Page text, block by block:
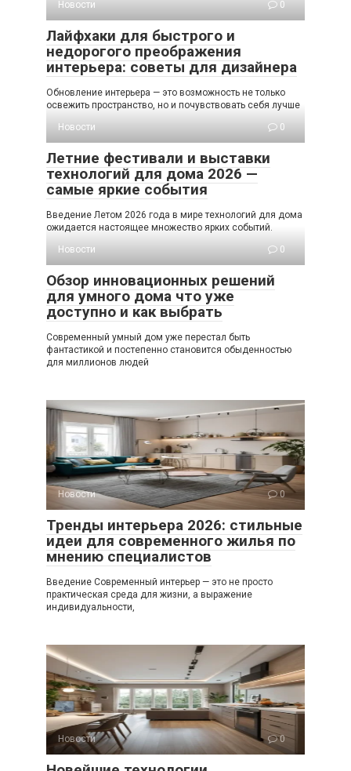
Новости
0
Лайфхаки для быстрого и
недорогого преображения
интерьера: советы для дизайнера
Обновление интерьера — это возможность не только
освежить пространство, но и почувствовать себя лучше
Новости
0
Летние фестивали и выставки
технологий для дома 2026 —
самые яркие события
Введение Летом 2026 года в мире технологий для дома
ожидается настоящее множество ярких событий.
Новости
0
Обзор инновационных решений
для умного дома что уже
доступно и как выбрать
Современный умный дом уже перестал быть
фантастикой и постепенно становится обыденностью
для миллионов людей
Новости 0
Тренды интерьера 2026: стильные
идеи для современного жилья по
мнению специалистов
Введение Современный интерьер — это не просто
практическая среда для жизни, а выражение
индивидуальности,
Новости 0